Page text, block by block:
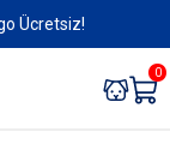
Ücretsiz!
0